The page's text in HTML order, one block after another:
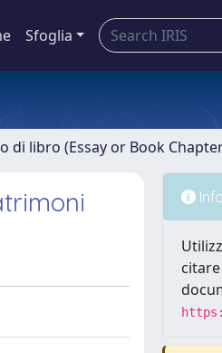
Sfoglia
di libro (Essay or Book